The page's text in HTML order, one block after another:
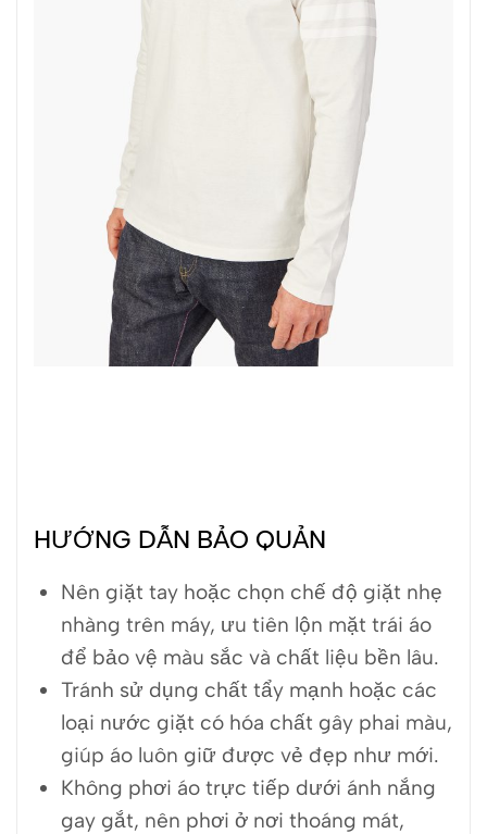
HƯỚNG DẪN BẢO QUẢN
Nên giặt tay hoặc chọn chế độ giặt nhẹ
nhàng trên máy, ưu tiên lộn mặt trái áo
để bảo vệ màu sắc và chất liệu bền lâu.
Tránh sử dụng chất tẩy mạnh hoặc các
loại nước giặt có hóa chất gây phai màu,
giúp áo luôn giữ được vẻ đẹp như mới.
Không phơi áo trực tiếp dưới ánh nắng
gay gắt, nên phơi ở nơi thoáng mát,